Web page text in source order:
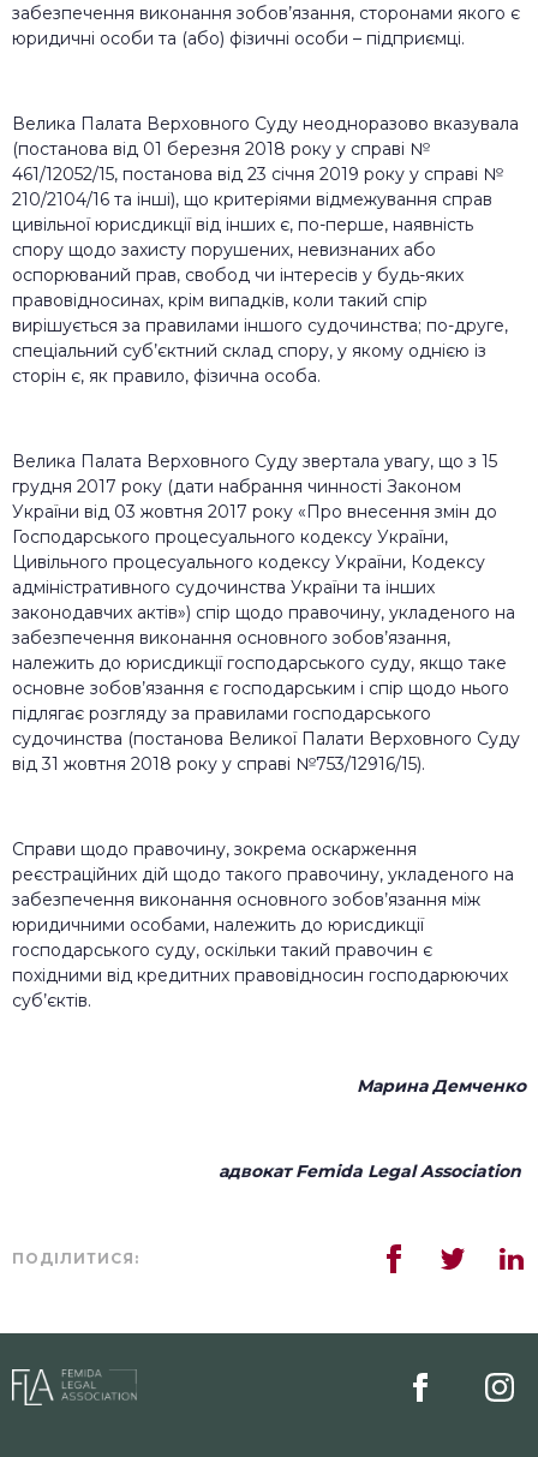
забезпечення виконання зобов’язання, сторонами якого є
юридичні особи та (або) фізичні особи – підприємці.
Велика Палата Верховного Суду неодноразово вказувала
(постанова від 01 березня 2018 року у справі №
461/12052/15, постанова від 23 січня 2019 року у справі №
210/2104/16 та інші), що критеріями відмежування справ
цивільної юрисдикції від інших є, по-перше, наявність
спору щодо захисту порушених, невизнаних або
оспорюваний прав, свобод чи інтересів у будь-яких
правовідносинах, крім випадків, коли такий спір
вирішується за правилами іншого судочинства; по-друге,
спеціальний суб’єктний склад спору, у якому однією із
сторін є, як правило, фізична особа.
Велика Палата Верховного Суду звертала увагу, що з 15
грудня 2017 року (дати набрання чинності Законом
України від 03 жовтня 2017 року «Про внесення змін до
Господарського процесуального кодексу України,
Цивільного процесуального кодексу України, Кодексу
адміністративного судочинства України та інших
законодавчих актів») спір щодо правочину, укладеного на
забезпечення виконання основного зобов’язання,
належить до юрисдикції господарського суду, якщо таке
основне зобов’язання є господарським і спір щодо нього
підлягає розгляду за правилами господарського
судочинства (постанова Великої Палати Верховного Суду
від 31 жовтня 2018 року у справі №753/12916/15).
Справи щодо правочину, зокрема оскарження
реєстраційних дій щодо такого правочину, укладеного на
забезпечення виконання основного зобов’язання між
юридичними особами, належить до юрисдикції
господарського суду, оскільки такий правочин є
похідними від кредитних правовідносин господарюючих
суб’єктів.
Марина Демченко
адвокат Femida Legal Association
ПОДІЛИТИСЯ: